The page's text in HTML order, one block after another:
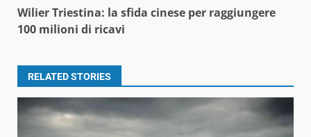
Wilier Triestina: la sfida cinese per raggiungere
100 milioni di ricavi
RELATED STORIES